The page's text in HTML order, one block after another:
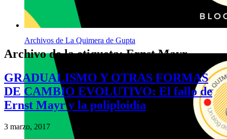
Archivos de La Quimera de Gupta
Archivo de la etiqueta:Ernst Mayr
GRADUALISMO Y OTRAS FORMAS
DE CAMBIO EVOLUTIVO: El fallo de
Ernst Mayr y la poliploidía
3 marzo, 2017